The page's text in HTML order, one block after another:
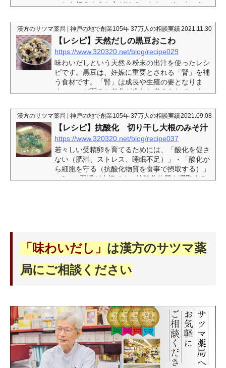
ことを伝えようと心がけています。 その中の1つ
人や、朝は野菜ジュースだけ、味噌汁は朝昼晩通
じてほとんど飲まない人もいます。 そんな感じで
身体作りに関心がないように見えて、ネット通販
の妊活サプリや、ルイボスティーはどうですか？
カフェインは大丈夫ですか？と聞かれま
す。 「違うだろ。違うだろ！！」（...
漢方のサツマ薬局 | 神戸の地で創業105年 37万人の相談実績2021.11.30
【レシピ】天然だしの黒豆おこわ
https://www.320320.net/blog/recipe029
味わいだしという天然＆粉末の出汁を使ったレシ
ピです。黒豆は、妊娠に重要とされる「腎」を補
う食材です。「腎」は成長や生殖の要となりま
す。ここが弱ると老化が進むと考えられていま
また肺を潤わせ咳を鎮めます。血も補う食材で
す。味わいだしはサツマ薬局でも取り扱いありま
す。＜栄養士よりアドバイス＞もち米はもろく砕
けやすいので優しく扱いましょう。うるち米を混
ぜることで簡単に炊飯器でおこわが作れます。冷
めてもおいしいので、お弁当にもぴったりです。
山芋や里芋、栗など...
漢方のサツマ薬局 | 神戸の地で創業105年 37万人の相談実績2021.09.08
【レシピ】抗酸化 切り干し大根のみそ汁
https://www.320320.net/blog/recipe037
若々しい受精卵を育てるためには、「酸化を促さ
ない（肥満、ストレス、睡眠不足）」・「酸化か
ら細胞を守る（抗酸化物質を食事で摂取する）」
の2つの習慣が大切です。抗酸化物質を摂取する
旬の野菜を取り入れる （旬の野菜は安くて栄養
価が高い）一部...
「味わいだし」 は漢方のサツマ薬
局にご相談ください